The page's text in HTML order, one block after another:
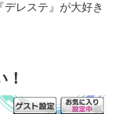
デレステ』が大好き